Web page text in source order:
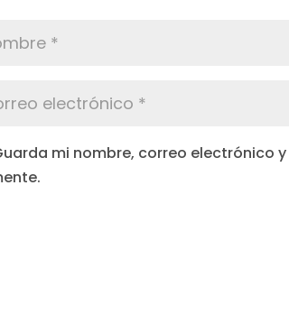
mi nombre, correo electrónico